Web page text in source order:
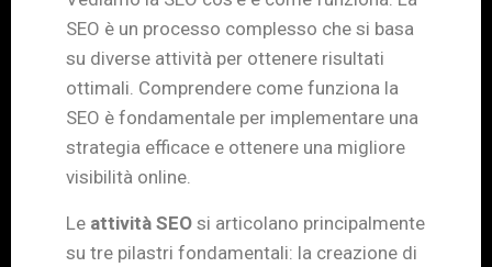
SEO è un processo complesso che si basa
su diverse attività per ottenere risultati
ottimali. Comprendere come funziona la
SEO è fondamentale per implementare una
strategia efficace e ottenere una migliore
visibilità online.
Le attività SEO si articolano principalmente
su tre pilastri fondamentali: la creazione di